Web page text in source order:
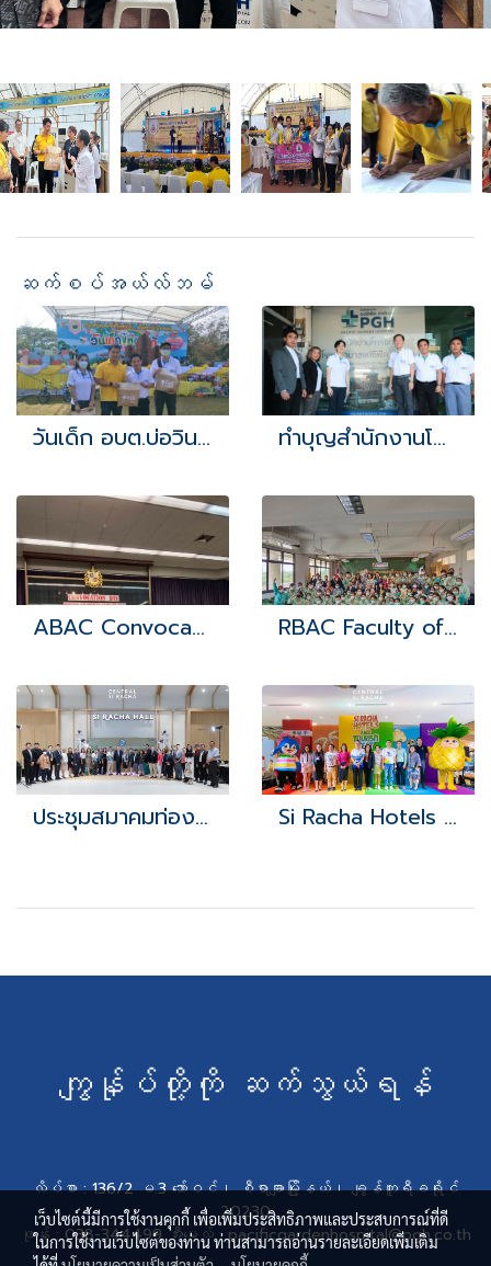
ဆက်စပ်အယ်လ်ဘမ်
วันเด็ก อบต.บ่อวิน 2566 ทำบุญสำนักงานโครงการ
ABAC Convocation day RBAC Faculty of Nursing
ประชุมสมาคมท่องเที่ยวศรีราชาฯ Si Racha Hotels and Tourism Fest
ကျွန်ုပ်တို့ကို ဆက်သွယ်ရန်
လိပ်စာ : 136/2 မ.3 ဘော်ဝင်၊ စီရာချာမြို့နယ်၊ ချွန်ဘူရီခရိုင်
20230
ဖုန်း : 038-344499 အီးမေးလ် : pacificgardenhospital@pgh.co.th
เว็บไซต์นี้มีการใช้งานคุกกี้ เพื่อเพิ่มประสิทธิภาพและประสบการณ์ที่ดี
ในการใช้งานเว็บไซต์ของท่าน ท่านสามารถอ่านรายละเอียดเพิ่มเติม